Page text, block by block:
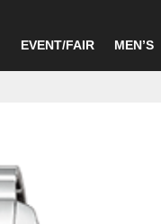
EVENT/FAIR
MEN’S